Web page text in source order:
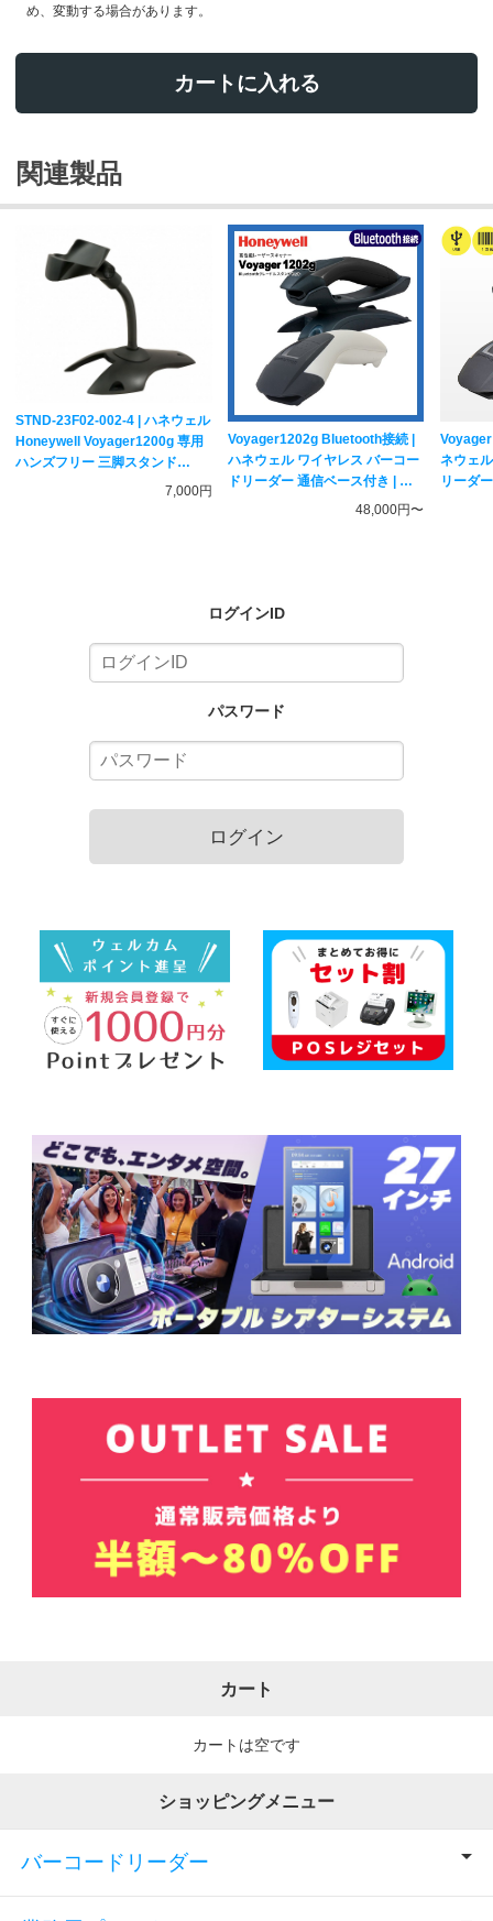
め、変動する場合があります。
カートに入れる
関連製品
STND-23F02-002-4 | ハネウェル
Honeywell Voyager1200g 専用
ハンズフリー 三脚スタンド
1200STD-FX23-T【バーコード
7,000円
Voyager1202g Bluetooth接続 |
ハネウェル ワイヤレス バーコー
ドリーダー 通信ベース付き | 一
次元コード対応 レーザー式スキ
48,000円〜
ネウェ
リーダ
ログインID
パスワード
ログイン
カート
カートは空です
ショッピングメニュー
バーコードリーダー